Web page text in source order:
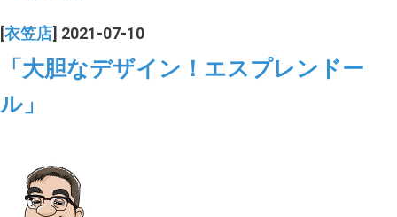
[衣笠店] 2021-07-10
「大胆なデザイン！エスプレンドー
ル」